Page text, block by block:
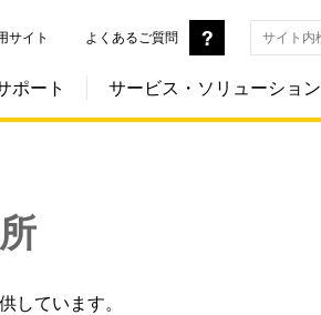
サイト よくあるご質問
ポート サービス・ソリューション
しています。